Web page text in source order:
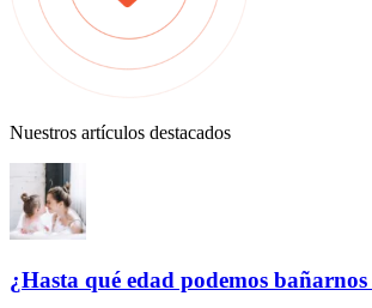
Nuestros artículos destacados
¿Hasta qué edad podemos